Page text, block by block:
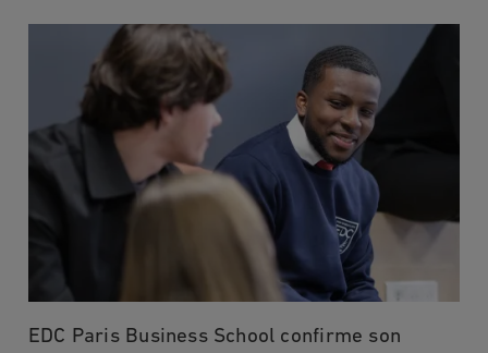
EDC Paris Business School confirme son